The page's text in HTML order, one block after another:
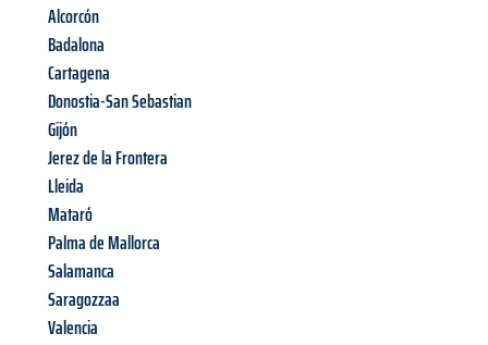
Alcorcón
Badalona
Cartagena
Donostia-San Sebastian
Gijón
Jerez de la Frontera
Lleida
Mataró
Palma de Mallorca
Salamanca
Saragozzaa
Valencia